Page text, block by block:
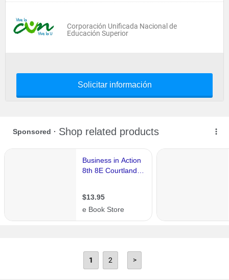
Corporación Unificada Nacional de
Educación Superior
Solicitar información
1 2 >